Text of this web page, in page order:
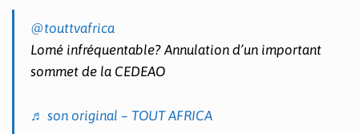
@touttvafrica
Lomé infréquentable? Annulation d’un important
sommet de la CEDEAO
♬ son original – TOUT AFRICA